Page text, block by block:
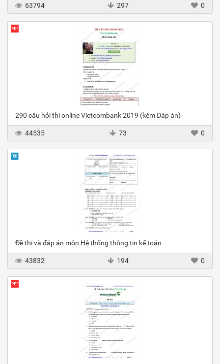
63794 297 0
290 câu hỏi thi online Vietcombank 2019 (kèm Đáp án)
44535 73 0
Đề thi và đáp án môn Hệ thống thông tin kế toán
43832 194 0